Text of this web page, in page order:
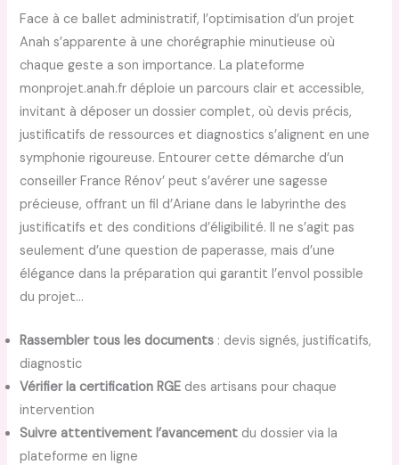
Face à ce ballet administratif, l’optimisation d’un projet
Anah s’apparente à une chorégraphie minutieuse où
chaque geste a son importance. La plateforme
monprojet.anah.fr déploie un parcours clair et accessible,
invitant à déposer un dossier complet, où devis précis,
justificatifs de ressources et diagnostics s’alignent en une
symphonie rigoureuse. Entourer cette démarche d’un
conseiller France Rénov’ peut s’avérer une sagesse
précieuse, offrant un fil d’Ariane dans le labyrinthe des
justificatifs et des conditions d’éligibilité. Il ne s’agit pas
seulement d’une question de paperasse, mais d’une
élégance dans la préparation qui garantit l’envol possible
du projet…
Rassembler tous les documents : devis signés, justificatifs,
diagnostic
Vérifier la certification RGE des artisans pour chaque
intervention
Suivre attentivement l’avancement du dossier via la
plateforme en ligne